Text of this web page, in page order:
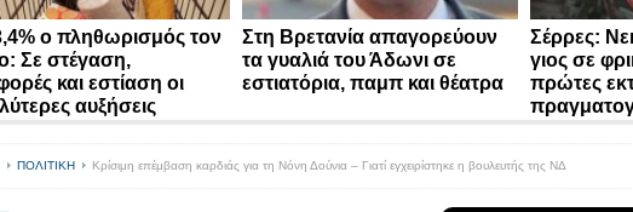
ο πληθωρισμός τον
Σε στέγαση,
και εστίαση οι
αυξήσεις
Στη Βρετανία απαγορεύουν
τα γυαλιά του Άδωνι σε
εστιατόρια, παμπ και θέατρα
Σέρρες:
γιος σε
πρώτες
ΠΟΛΙΤΙΚΗ Κρίσιμη επέμβαση καρδιάς για τη Νόνη Δούνια – Γιατί εγχειρίστηκε η βουλευτής της ΝΔ